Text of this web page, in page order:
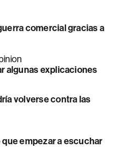
comercial gracias a
algunas explicaciones
volverse contra las
empezar a escuchar